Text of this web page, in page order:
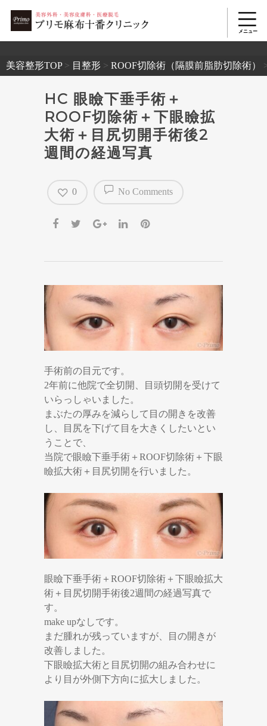
美容整形TOP> 目整形 > ROOF切除術（隔膜前脂肪切除術）
HC 眼瞼下垂手術＋
ROOF切除術＋下眼瞼拡
大術＋目尻切開手術後2
週間の経過写真
No Comments
0
手術前の目元です。
2年前に他院で全切開、目頭切開を受けて
いらっしゃいました。
まぶたの厚みを減らして目の開きを改善
し、目尻を下げて目を大きくしたいとい
うことで、
当院で眼瞼下垂手術＋ROOF切除術＋下眼
瞼拡大術＋目尻切開を行いました。
眼瞼下垂手術＋ROOF切除術＋下眼瞼拡大
術＋目尻切開手術後2週間の経過写真で
す。
make upなしです。
まだ腫れが残っていますが、目の開きが
改善しました。
下眼瞼拡大術と目尻切開の組み合わせに
より目が外側下方向に拡大しました。